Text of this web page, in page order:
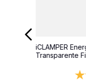
iCLAMPER
Transparente